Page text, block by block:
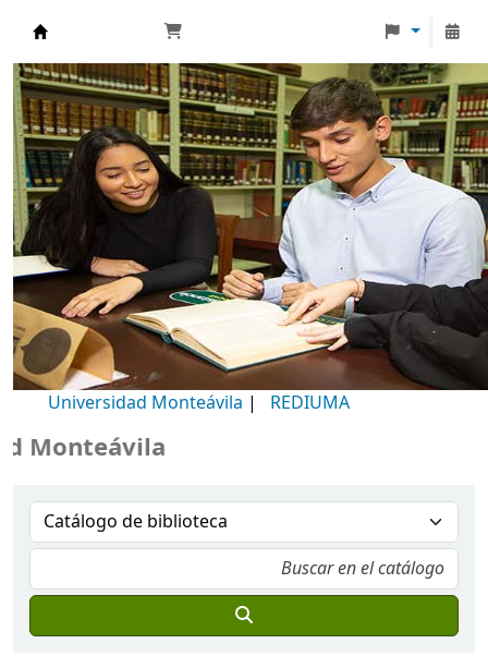
Biblioteca Universidad Monteávila
Universidad Monteávila | REDIUMA